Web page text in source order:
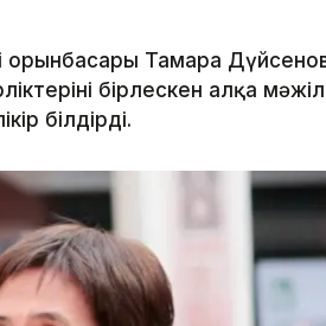
орынбасары Тамара
бірлескен алқа
білдірді.